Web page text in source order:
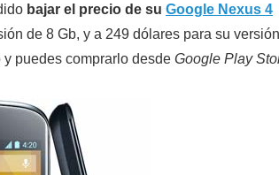
bajar el precio de su Google Nexus 4
de 8 Gb, y a 249 dólares para su versión
puedes comprarlo desde Google Play